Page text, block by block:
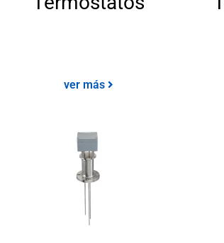
ver más